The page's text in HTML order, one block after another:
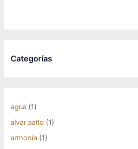
Categorías
agua (1)
alvar aalto (1)
armonía (1)